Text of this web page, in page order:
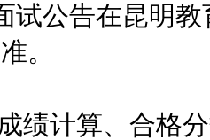
公告在昆明教
。
计算、合格分